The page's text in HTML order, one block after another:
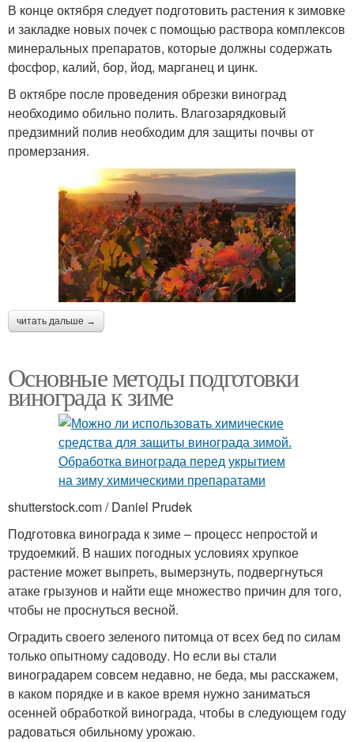
В конце октября следует подготовить растения к зимовке
и закладке новых почек с помощью раствора комплексов
минеральных препаратов, которые должны содержать
фосфор, калий, бор, йод, марганец и цинк.
В октябре после проведения обрезки виноград
необходимо обильно полить. Влагозарядковый
предзимний полив необходим для защиты почвы от
промерзания.
читать дальше →
Основные методы подготовки
винограда к зиме
shutterstock.com / Daniel Prudek
Подготовка винограда к зиме – процесс непростой и
трудоемкий. В наших погодных условиях хрупкое
растение может выпреть, вымерзнуть, подвергнуться
атаке грызунов и найти еще множество причин для того,
чтобы не проснуться весной.
Оградить своего зеленого питомца от всех бед по силам
только опытному садоводу. Но если вы стали
виноградарем совсем недавно, не беда, мы расскажем,
в каком порядке и в какое время нужно заниматься
осенней обработкой винограда, чтобы в следующем году
радоваться обильному урожаю.